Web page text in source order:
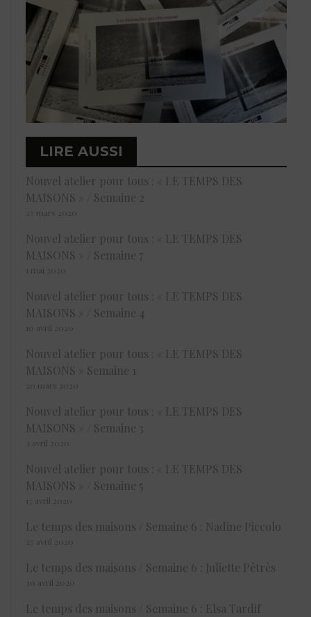
LIRE AUSSI
Nouvel atelier pour tous : « LE TEMPS DES
MAISONS » / Semaine 2
27 mars 2020
Nouvel atelier pour tous : « LE TEMPS DES
MAISONS » / Semaine 7
1 mai 2020
Nouvel atelier pour tous : « LE TEMPS DES
MAISONS » / Semaine 4
10 avril 2020
Nouvel atelier pour tous : « LE TEMPS DES
MAISONS » Semaine 1
20 mars 2020
Nouvel atelier pour tous : « LE TEMPS DES
MAISONS » / Semaine 3
3 avril 2020
Nouvel atelier pour tous : « LE TEMPS DES
MAISONS » / Semaine 5
17 avril 2020
Le temps des maisons / Semaine 6 : Nadine Piccolo
27 avril 2020
Le temps des maisons / Semaine 6 : Juliette Pêtrès
30 avril 2020
Le temps des maisons / Semaine 6 : Elsa Tardif